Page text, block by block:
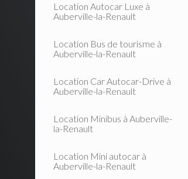
Location Autocar Luxe à
Auberville-la-Renault
Location Bus de tourisme à
Auberville-la-Renault
Location Car Autocar-Drive à
Auberville-la-Renault
Location Minibus à Auberville-
la-Renault
Location Mini autocar à
Auberville-la-Renault